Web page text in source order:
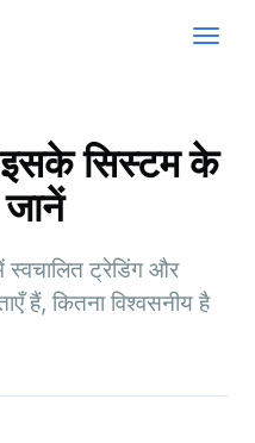
सिस्टम के
ट्रेडिंग और
हैं, कितना विश्वसनीय है